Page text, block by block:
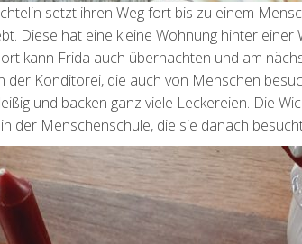
setzt ihren Weg fort bis zu einem
Diese hat eine kleine Wohnung hinter
kann Frida auch übernachten und am
der Konditorei, die auch von Menschen
und backen ganz viele Leckereien. Die
der Menschenschule, die sie danach